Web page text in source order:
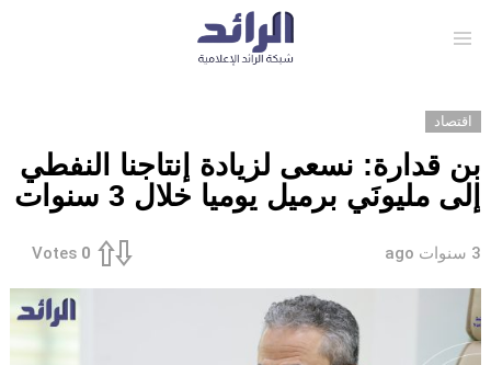
اقتصاد
بن قدارة: نسعى لزيادة إنتاجنا النفطي
إلى مليونَي برميل يوميا خلال 3 سنوات
3 سنوات ago 0
Votes